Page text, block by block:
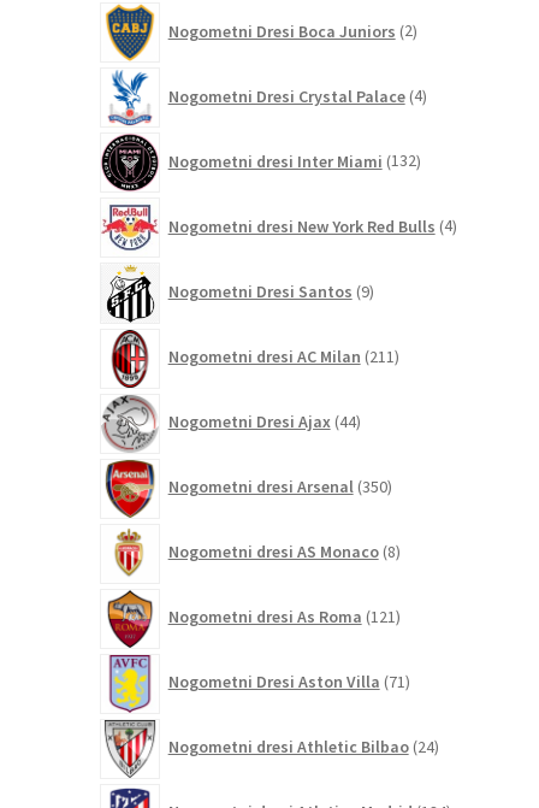
Nogometni Dresi Boca Juniors 2izdelka
Nogometni Dresi Crystal Palace 4izdelki
Nogometni dresi Inter Miami 132izdelkov
Nogometni dresi New York Red Bulls 4izdelki
Nogometni Dresi Santos 9izdelkov
Nogometni dresi AC Milan 211izdelkov
Nogometni Dresi Ajax 44izdelkov
Nogometni dresi Arsenal 350izdelkov
Nogometni dresi AS Monaco 8izdelkov
Nogometni dresi As Roma 121izdelkov
Nogometni Dresi Aston Villa 71izdelkov
Nogometni dresi Athletic Bilbao 24izdelkov